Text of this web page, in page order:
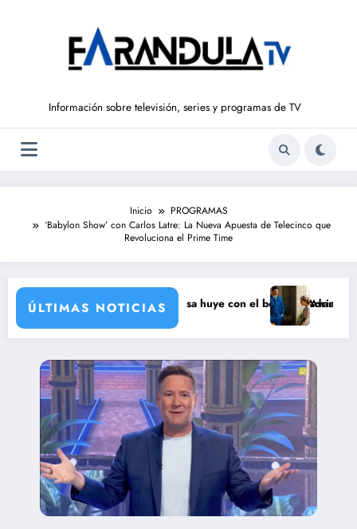
Información sobre televisión, series y programas de TV
Inicio
PROGRAMAS
‘Babylon Show’ con Carlos Latre: La Nueva Apuesta de Telecinco que
Revoluciona el Prime Time
ÚLTIMAS NOTICIAS
fábrica(6 de agosto): Luisa huye con el bebé de Adriana
Avance ‘LA